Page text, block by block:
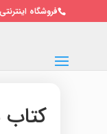
فروشگاه اینترنتی پرواز 09128501125
کتاب